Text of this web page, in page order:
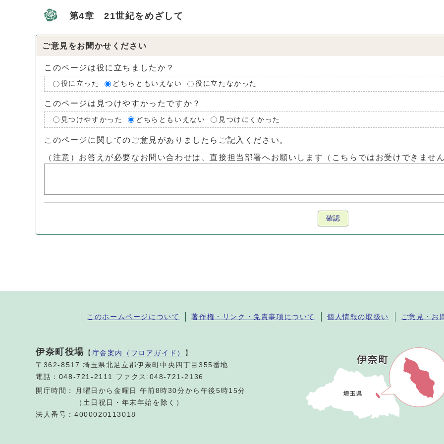
第4章 21世紀をめざして
ご意見をお聞かせください
このページは役に立ちましたか？
役に立った どちらともいえない 役に立たなかった
このページは見つけやすかったですか？
見つけやすかった どちらともいえない 見つけにくかった
このページに関してのご意見がありましたらご記入ください。
（注意）お答えが必要なお問い合わせは、直接担当部署へお願いします（こちらではお受けできませ
確認
このホームページについて 著作権・リンク・免責事項について 個人情報の取扱い ご意見・お
伊奈町役場 【 庁舎案内（フロアガイド） 】
〒362-8517 埼玉県北足立郡伊奈町中央四丁目355番地
電話： 048-721-2111
ファクス:048-721-2136
開庁時間：
月曜日から金曜日 午前8時30分から午後5時15分
（土日祝日・年末年始を除く）
法人番号：4000020113018